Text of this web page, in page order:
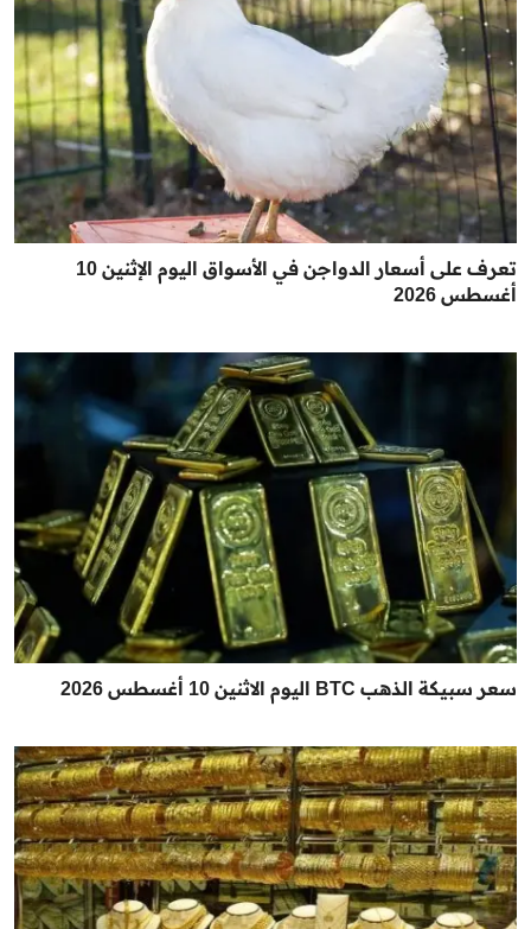
تعرف على أسعار الدواجن في الأسواق اليوم الإثنين 10
أغسطس 2026
سعر سبيكة الذهب BTC اليوم الاثنين 10 أغسطس 2026